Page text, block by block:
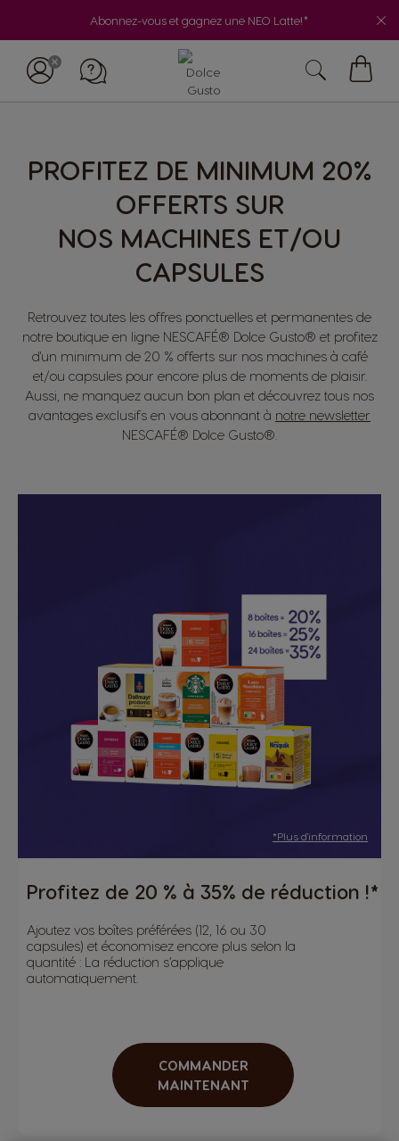
Abonnez-vous et gagnez une NEO Latte!*
PROFITEZ DE MINIMUM 20%
OFFERTS SUR
NOS MACHINES ET/OU
CAPSULES
Retrouvez toutes les offres ponctuelles et permanentes de
notre boutique en ligne NESCAFÉ® Dolce Gusto® et profitez
d'un minimum de 20 % offerts sur nos machines à café
et/ou capsules pour encore plus de moments de plaisir.
Aussi, ne manquez aucun bon plan et découvrez tous nos
avantages exclusifs en vous abonnant à notre newsletter
NESCAFÉ® Dolce Gusto®.
Profitez de 20 % à 35% de réduction !*
Ajoutez vos boîtes préférées (12, 16 ou 30
capsules) et économisez encore plus selon la
quantité : La réduction s’applique
automatiquement.
COMMANDER
MAINTENANT
*Plus d'information